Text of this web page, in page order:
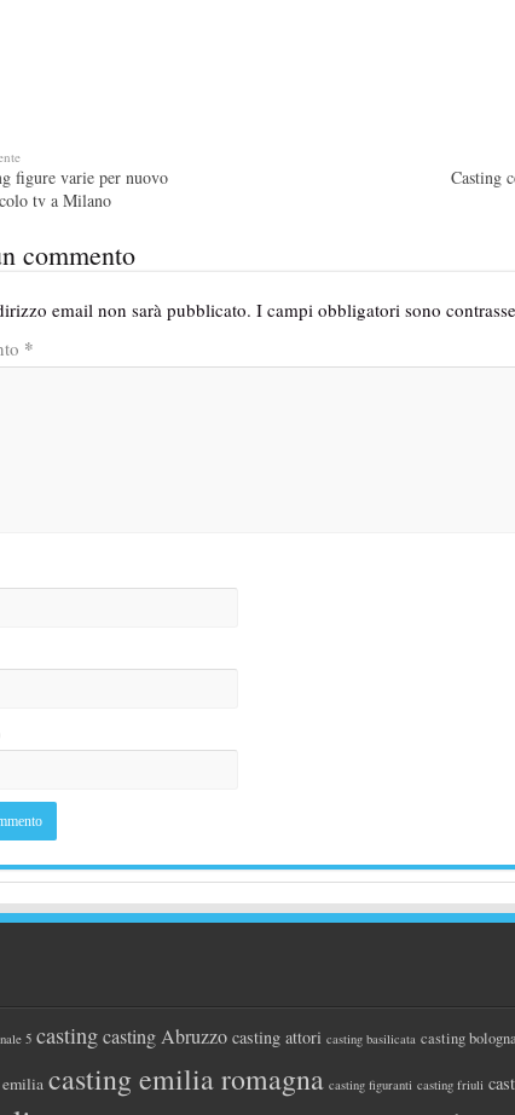
figure varie per nuovo
tv a Milano
Casting
commento
email non sarà pubblicato. I campi obbligatori sono
*
5 casting casting Abruzzo casting attori casting basilicata casting
casting emilia romagna casting figuranti casting friuli